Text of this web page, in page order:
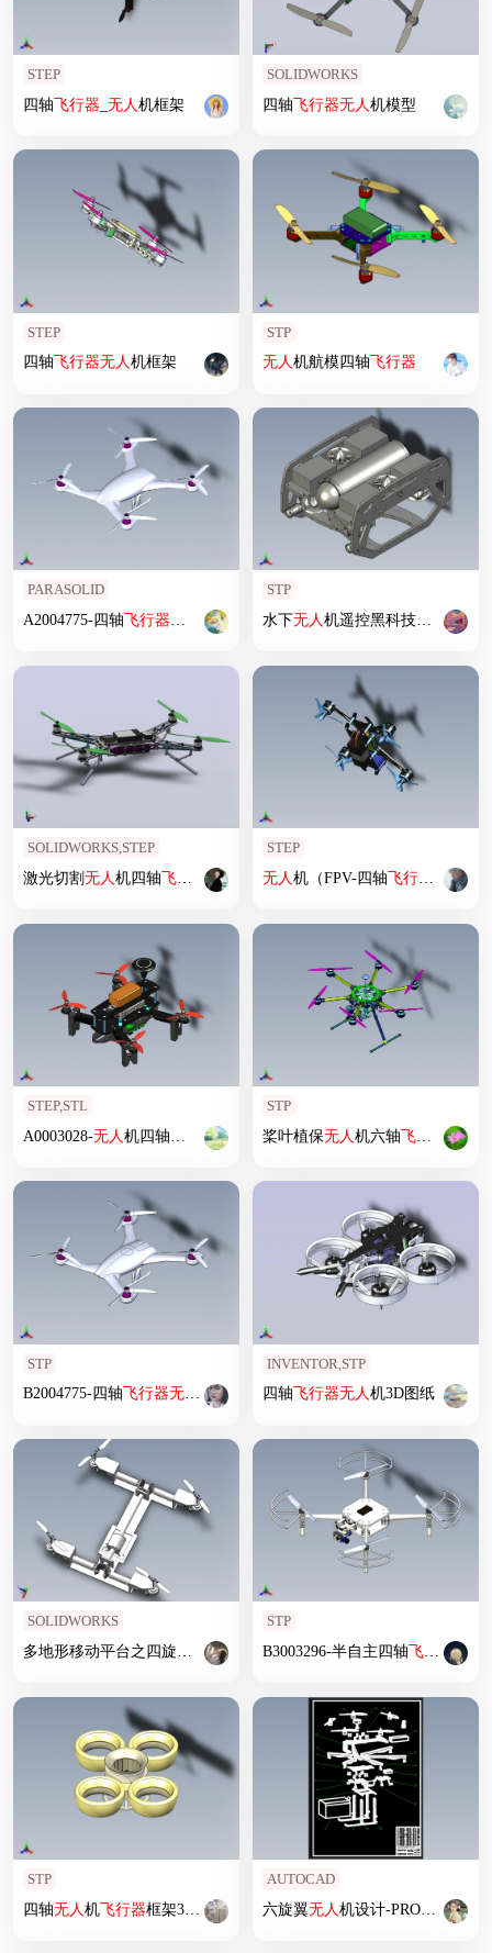
STEP
四轴飞行器 无人机框架
SOLIDWORKS
四轴飞行器无人机模型
STEP
四轴飞行器无人机框架
STP
无人机航模四轴飞行器
PARASOLID
A2004775-四轴飞行器 机
STP
水下无人机遥控黑科技飞行器
SOLIDWORKS,STEP
激光切割无人机四轴飞行器
STEP
无人机（FPV-四轴飞行器 ）
STEP,STL
A0003028-无人机四轴 飞行器
STP
桨叶植保无人机六轴飞行器
STP
B2004775-四轴飞行器无人 机
INVENTOR,STP
四轴飞行器无人机3D图纸
SOLIDWORKS
无人飞行器
STP
B3003296-半自主四轴飞行器 无人
STP
四轴无人机飞行器框架3D图纸
AUTOCAD
六旋翼无人机设计-PRO60六旋翼